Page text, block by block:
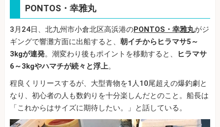
PONTOS・幸雅丸
3月24日、北九州市小倉北区高浜港のPONTOS・幸雅丸がジ
ギングで響灘方面に出船すると、 朝イチからヒラマサ5～
3kgが連発。潮変わり後もポイントを移動すると、
ヒラマサ
6～3kgやハマチが続々と浮上。
程良くリリースするが、大型青物を1人10尾超えの爆釣劇と
なり、初心者の人も数釣りを十分楽しんだとのこと。船長は
「これからはサイズに期待したい。」と話している。